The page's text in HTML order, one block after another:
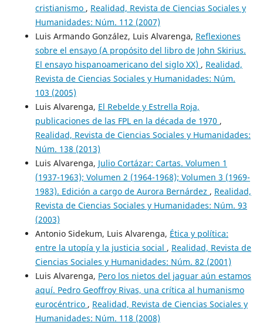
cristianismo , Realidad, Revista de Ciencias Sociales y
Humanidades: Núm. 112 (2007)
Luis Armando González, Luis Alvarenga, Reflexiones
sobre el ensayo (A propósito del libro de John Skirius.
El ensayo hispanoamericano del siglo XX) , Realidad,
Revista de Ciencias Sociales y Humanidades: Núm.
103 (2005)
Luis Alvarenga, El Rebelde y Estrella Roja,
publicaciones de las FPL en la década de 1970 ,
Realidad, Revista de Ciencias Sociales y Humanidades:
Núm. 138 (2013)
Luis Alvarenga, Julio Cortázar: Cartas. Volumen 1
(1937-1963); Volumen 2 (1964-1968); Volumen 3 (1969-
1983). Edición a cargo de Aurora Bernárdez , Realidad,
Revista de Ciencias Sociales y Humanidades: Núm. 93
(2003)
Antonio Sidekum, Luis Alvarenga, Ética y política:
entre la utopía y la justicia social , Realidad, Revista de
Ciencias Sociales y Humanidades: Núm. 82 (2001)
Luis Alvarenga, Pero los nietos del jaguar aún estamos
aquí. Pedro Geoffroy Rivas, una crítica al humanismo
eurocéntrico , Realidad, Revista de Ciencias Sociales y
Humanidades: Núm. 118 (2008)